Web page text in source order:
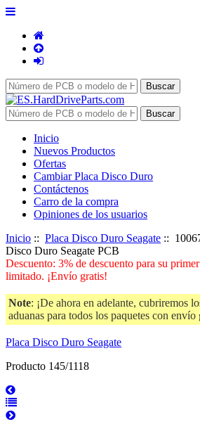
Inicio
Nuevos Productos
Ofertas
Cambiar Placa Disco Duro
Contáctenos
Carro de la compra
Opiniones de los usuarios
Inicio :: Placa Disco Duro Seagate ::
Disco Duro Seagate PCB
Descuento: 3% de descuento para su
limitado. ¡Envío gratis!
Note: ¡De ahora en adelante, cubriremos
aduanas para todos los paquetes con envío
Placa Disco Duro Seagate
Producto 145/1118